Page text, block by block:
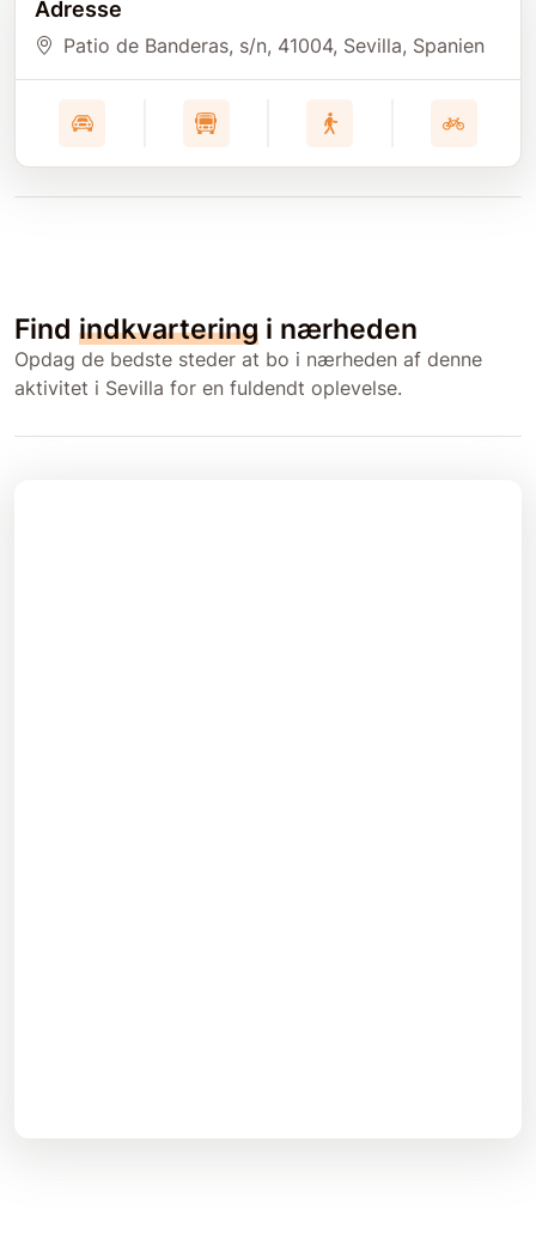
Adresse
Patio de Banderas, s/n, 41004, Sevilla, Spanien
Find indkvartering i nærheden
Opdag de bedste steder at bo i nærheden af denne
aktivitet i Sevilla for en fuldendt oplevelse.